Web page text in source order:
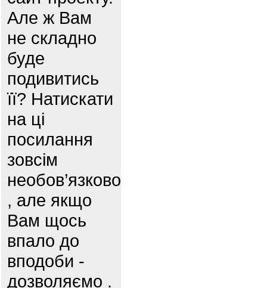
Але ж Вам
не складно
буде
подивитись
її? Натискати
на ці
посилання
зовсім
необов’язково
, але якщо
Вам щось
впало до
вподоби -
дозволяємо .